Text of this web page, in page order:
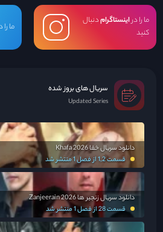
تا آرزوی مادرشو براورده کنه ، که داستان تقدیر و
هم قرار میده ...
ما را دراینستاگرامدنبال
کنید
ما را
سریال های بروز شده
Updated Series
دانلود سریال خفا Khafa 2026
قسمت 1,2 از فصل 1 منتشر شد
دانلود سریال زنجیر ها Zanjeerain 2026
قسمت 28 از فصل 1 منتشر شد